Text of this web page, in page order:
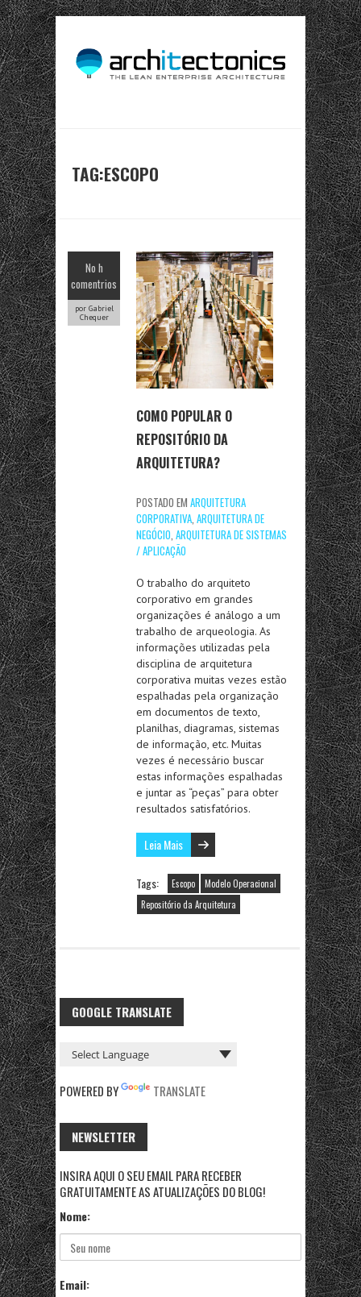
TAG:ESCOPO
No h
comentrios
por Gabriel
Chequer
COMO POPULAR O
REPOSITÓRIO DA
ARQUITETURA?
POSTADO EM ARQUITETURA
CORPORATIVA, ARQUITETURA DE
NEGÓCIO, ARQUITETURA DE SISTEMAS
/ APLICAÇÃO
O trabalho do arquiteto
corporativo em grandes
organizações é análogo a um
trabalho de arqueologia. As
informações utilizadas pela
disciplina de arquitetura
corporativa muitas vezes estão
espalhadas pela organização
em documentos de texto,
planilhas, diagramas, sistemas
de informação, etc. Muitas
vezes é necessário buscar
estas informações espalhadas
e juntar as “peças” para obter
resultados satisfatórios.
Leia Mais
Tags: Escopo
Modelo Operacional
Repositório da Arquitetura
GOOGLE TRANSLATE
POWERED BY TRANSLATE
NEWSLETTER
INSIRA AQUI O SEU EMAIL PARA RECEBER
GRATUITAMENTE AS ATUALIZAÇÕES DO BLOG!
Nome:
Email: